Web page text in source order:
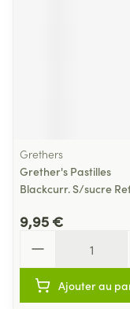
Grethers
Grether's Pastilles
Blackcurr. S/sucre
9,95 €
Ajouter au